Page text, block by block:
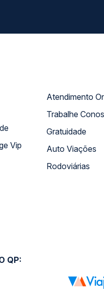
Vip
Trabalhe
Gratuidade
Auto Viações
Rodoviárias
QP: